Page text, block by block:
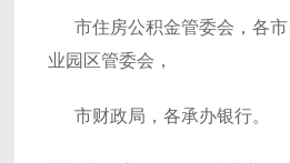
市住房公积金管委会，各市
业园区管委会，
市财政局，各承办银行。